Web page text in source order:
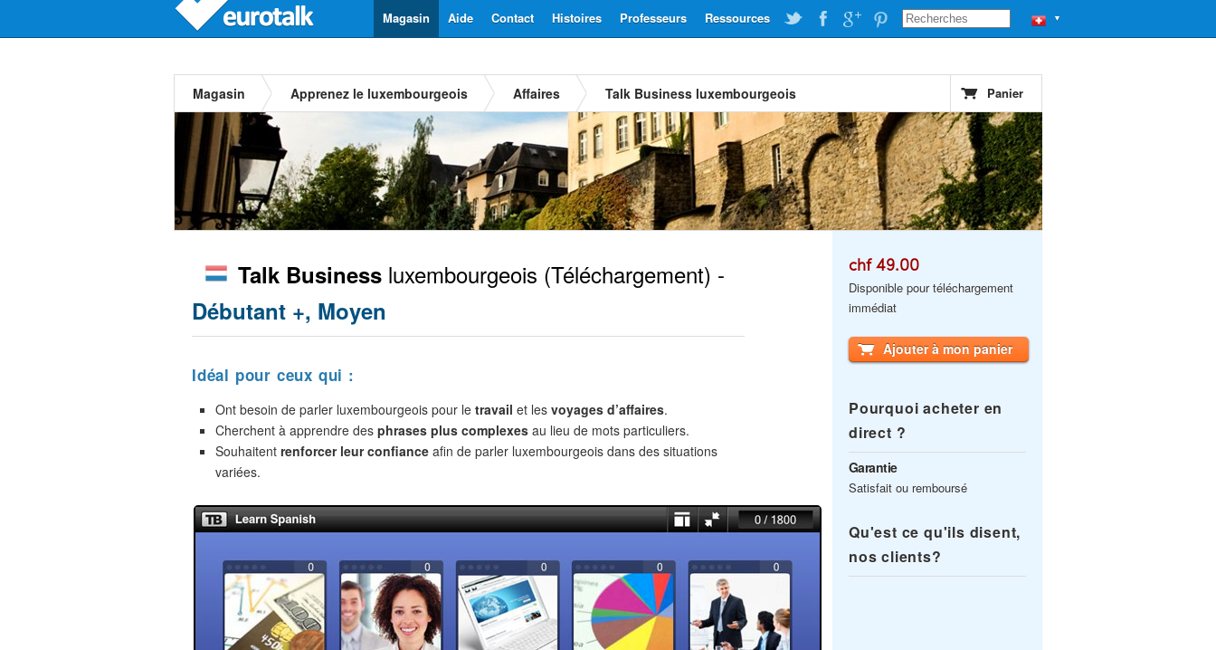
▼
Ressources
Professeurs
Histoires
Contact
Aide
Magasin
Magasin Apprenez le luxembourgeois Affaires Talk Business luxembourgeois Panier
Talk Business luxembourgeois (Téléchargement) -
Débutant +, Moyen
Idéal pour ceux qui :
Ont besoin de parler luxembourgeois pour le travail et les voyages d’affaires.
Cherchent à apprendre des phrases plus complexes au lieu de mots particuliers.
Souhaitent renforcer leur confiance afin de parler luxembourgeois dans des situations
variées.
chf 49.00
Disponible pour téléchargement
immédiat
Ajouter à mon panier
Pourquoi acheter en
direct ?
Garantie
Satisfait ou remboursé
Qu'est ce qu'ils disent,
nos clients?